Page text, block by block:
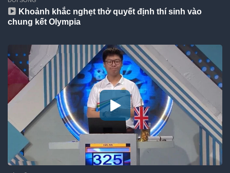
Khoảnh khắc nghẹt thở quyết định thí sinh vào
chung kết Olympia